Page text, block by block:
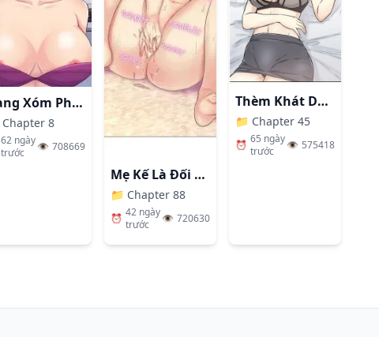
👁️ 91.6K Đọc ngay
👁️111.8K Đọc ngay
👁️
Hàng Xóm Phiền Phức
Chapter 8
62 ngày
trước
👁️ 708669
Mẹ Kế Là Đối Tượng Làm Tình Của Tôi
📁 Chapter 88
⏰ 42 ngày
trước
👁️ 720630
Thèm Khát Dục Vọng
📁 Chapter 45
⏰ 65 ngày
trước
👁️ 575418